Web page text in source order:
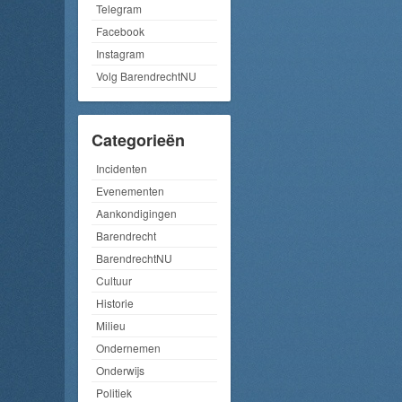
Telegram
Facebook
Instagram
Volg BarendrechtNU
Categorieën
Incidenten
Evenementen
Aankondigingen
Barendrecht
BarendrechtNU
Cultuur
Historie
Milieu
Ondernemen
Onderwijs
Politiek